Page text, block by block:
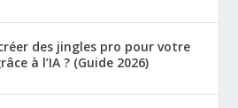
des jingles pro pour votre
à l’IA ? (Guide 2026)